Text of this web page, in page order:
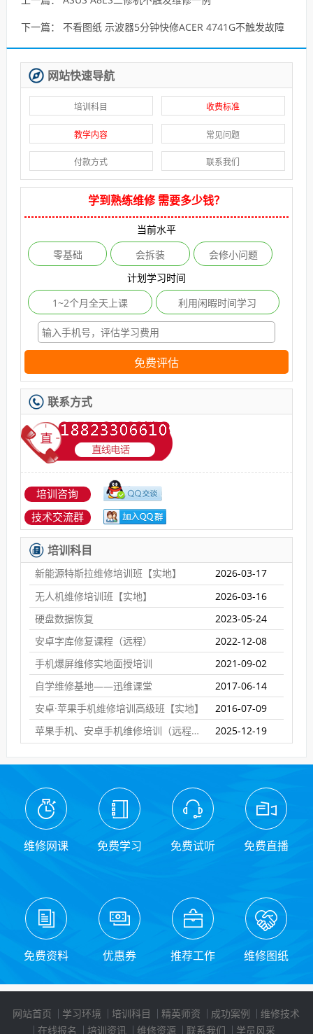
下一篇： 不看图纸 示波器5分钟快修ACER 4741G不触发故障
网站快速导航
培训科目 收费标准
教学内容 常见问题
付款方式 联系我们
学到熟练维修 需要多少钱？
当前水平
零基础
会拆装
会修小问题
计划学习时间
1~2个月全天上课
利用闲暇时间学习
免费评估
联系方式
培训咨询
技术交流群
培训科目
新能源特斯拉维修培训班【实地】
2026-03-17
无人机维修培训班【实地】
2026-03-16
硬盘数据恢复
2023-05-24
安卓字库修复课程（远程）
2022-12-08
手机爆屏维修实地面授培训
2021-09-02
自学维修基地——迅维课堂
2017-06-14
安卓·苹果手机维修培训高级班【实地】
2016-07-09
苹果手机、安卓手机维修培训（远程网络班）
2025-12-19
维修网课 免费学习 免费试听 免费直播
免费资料 优惠券 推荐工作 维修图纸
网站首页 学习环境 培训科目 精英师资 成功案例
维修技术
在线报名
培训资讯 维修资源 联系我们 学员风采